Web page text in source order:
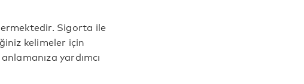
Sigorta ile
kelimeler için
yardımcı